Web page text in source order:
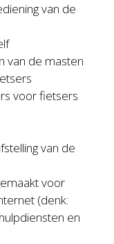
van de
van de masten
voor fietsers
van de
voor
(denk:
en